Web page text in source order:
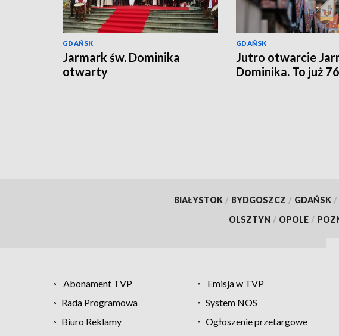
GDAŃSK
Jarmark św. Dominika
otwarty
GDAŃSK
Jutro otwarcie
Dominika. To już
BIAŁYSTOK / BYDGOSZCZ / GDAŃSK /
OLSZTYN / OPOLE /
Abonament TVP Emisja w TVP
Rada Programowa
System NOS
Biuro Reklamy
Ogłoszenie przetargowe